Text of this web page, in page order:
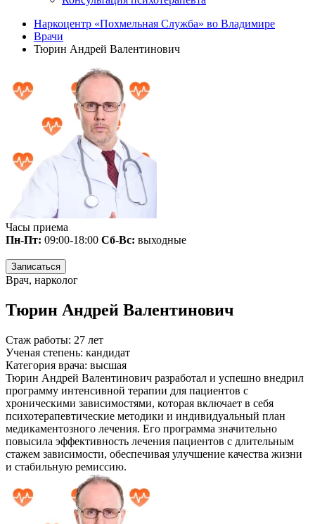
Наркоцентр «Похмельная Служба» во Владимире
Врачи
Тюрин Андрей Валентинович
Часы приема
Пн-Пт: 09:00-18:00 Сб-Вс: выходные
Записаться
Врач, нарколог
Тюрин Андрей Валентинович
Стаж работы: 27 лет
Ученая степень: кандидат
Категория врача: высшая
Тюрин Андрей Валентинович разработал и успешно внедрил
программу интенсивной терапии для пациентов с
хроническими зависимостями, которая включает в себя
психотерапевтические методики и индивидуальный план
медикаментозного лечения. Его программа значительно
повысила эффективность лечения пациентов с длительным
стажем зависимости, обеспечивая улучшение качества жизни
и стабильную ремиссию.